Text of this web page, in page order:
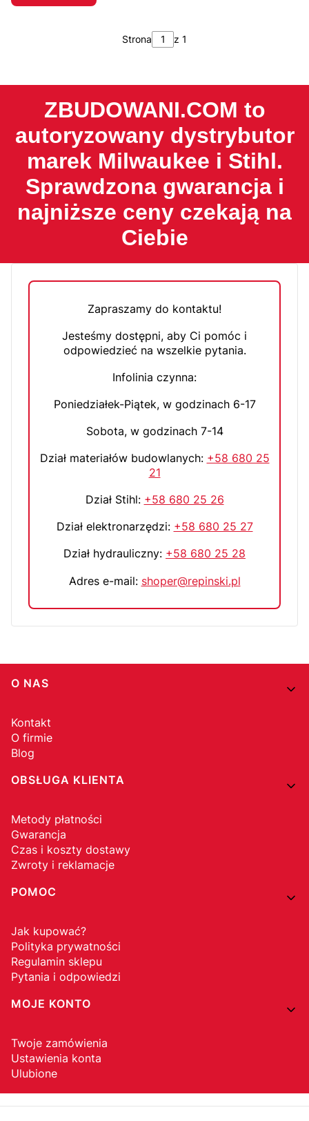
Strona z 1
ZBUDOWANI.COM to
autoryzowany dystrybutor
marek Milwaukee i Stihl.
Sprawdzona gwarancja i
najniższe ceny czekają na
Ciebie
Zapraszamy do kontaktu!
Jesteśmy dostępni, aby Ci pomóc i
odpowiedzieć na wszelkie pytania.
Infolinia czynna:
Poniedziałek-Piątek, w godzinach 6-17
Sobota, w godzinach 7-14
Dział materiałów budowlanych: +58 680 25
21
Dział Stihl: +58 680 25 26
Dział elektronarzędzi: +58 680 25 27
Dział hydrauliczny: +58 680 25 28
Adres e-mail: shoper@repinski.pl
Linki w stopce
O NAS
Kontakt
O firmie
Blog
OBSŁUGA KLIENTA
Metody płatności
Gwarancja
Czas i koszty dostawy
Zwroty i reklamacje
POMOC
Jak kupować?
Polityka prywatności
Regulamin sklepu
Pytania i odpowiedzi
MOJE KONTO
Twoje zamówienia
Ustawienia konta
Ulubione